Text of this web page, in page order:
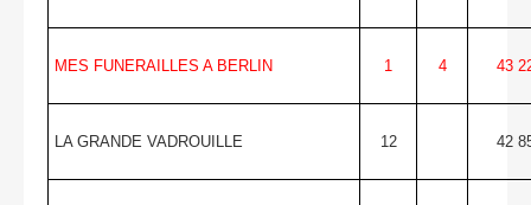
MES FUNERAILLES A BERLIN 1 4 43
LA GRANDE VADROUILLE 12 42